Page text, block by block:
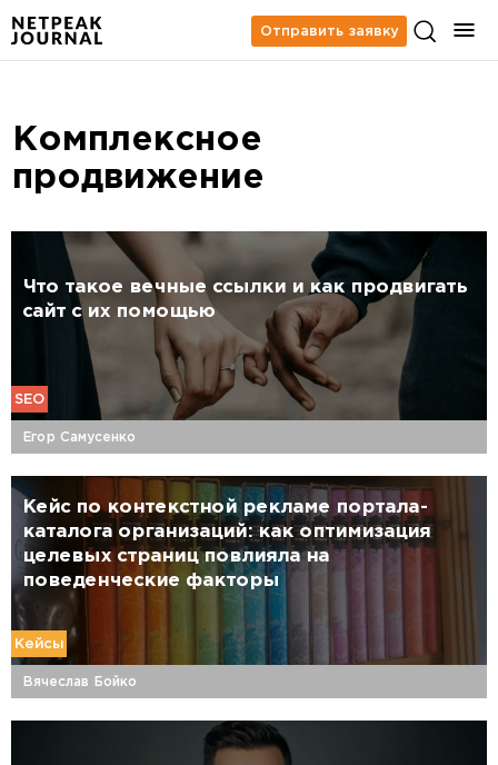
Отправить заявку
Комплексное
продвижение
Что такое вечные ссылки и как продвигать
сайт с их помощью
SEO
Егор Самусенко
Кейс по контекстной рекламе портала-
каталога организаций: как оптимизация
целевых страниц повлияла на
поведенческие факторы
Кейсы
Вячеслав Бойко